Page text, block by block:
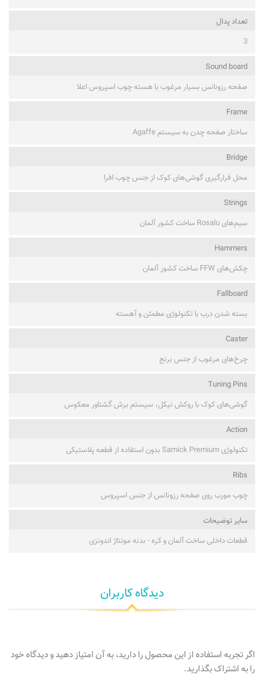
تعداد پدال
3
Sound board
صفحه رزونانس بسیار مرغوب با هسته چوب اسپروس اعلا
Frame
ساختار صفحه چدن به سیستم Agaffe
Bridge
محل قرارگیری گوشی‌های کوک از جنس چوب افرا
Strings
سیم‌های Rosalu ساخت کشور آلمان
Hammers
چکش‌های FFW ساخت کشور آلمان
Fallboard
بسته شدن درب با تکنولوژی مطمئن و آهسته
Caster
چرخ‌های مرغوب از جنس برنج
Tuning Pins
گوشی‌های کوک با روکش نیکل، سیستم برش گشتاور معکوس
Action
تکنولوژی Samick Premium بدون استفاده از قطعه پلاستیکی
Ribs
چوب مورب روی صفحه رزونانس از جنس اسپروس
ساير توضيحات
قطعات داخلی ساخت آلمان و کره - بدنه مونتاژ اندونزی
دیدگاه کاربران
اگر تجربه استفاده از این محصول را دارید، به آن امتیاز دهید و دیدگاه خود
را به اشتراک بگذارید.